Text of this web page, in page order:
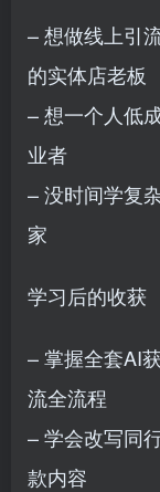
– 想做线上引
的实体店老板
– 想一个人低
业者
– 没时间学复
家
学习后的收获
– 掌握全套AI
流全流程
– 学会改写同
款内容